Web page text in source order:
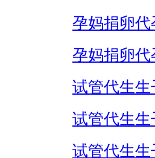
孕妈捐卵代
孕妈捐卵代
试管代生生
试管代生生
试管代生生